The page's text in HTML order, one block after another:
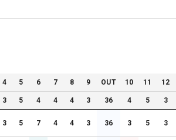
4 5 6 7 8 9 OUT 10 11 12
3 5 4 4 4 3 36 4 5 3
3 5 7 4 4 3 36 3 5 3